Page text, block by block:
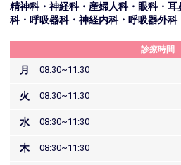
精神科・神経科・産婦人科・眼科・
科・呼吸器科・神経内科・呼吸器外科
診療時間
月 08:30~11:30
火 08:30~11:30
水 08:30~11:30
木 08:30~11:30